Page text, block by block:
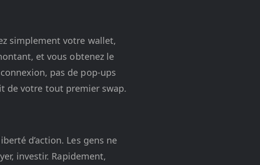
simplement votre wallet,
et vous obtenez le
pas de pop-ups
de votre tout premier swap.
d’action. Les gens ne
investir. Rapidement,